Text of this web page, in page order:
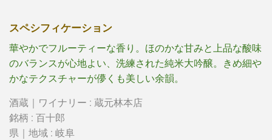
スペシフィケーション
華やかでフルーティーな香り。ほのかな甘みと上品な酸味
のバランスが心地よい、洗練された純米大吟醸。きめ細や
かなテクスチャーが儚くも美しい余韻。
酒蔵｜ワイナリー : 蔵元林本店
銘柄 : 百十郎
県｜地域 : 岐阜